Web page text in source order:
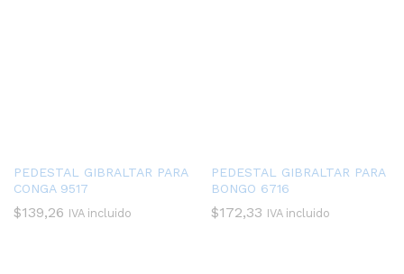
PEDESTAL GIBRALTAR PARA
CONGA 9517
$139,26 IVA incluido
PEDESTAL GIBRALTAR PARA
BONGO 6716
$172,33 IVA incluido